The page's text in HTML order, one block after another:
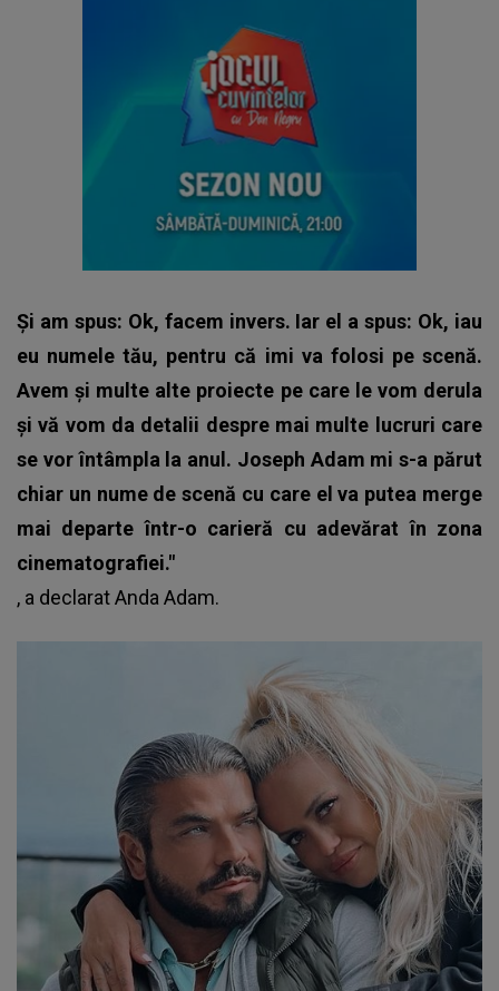
Și am spus: Ok, facem invers. Iar el a spus: Ok, iau
eu numele tău, pentru că imi va folosi pe scenă.
Avem și multe alte proiecte pe care le vom derula
și vă vom da detalii despre mai multe lucruri care
se vor întâmpla la anul. Joseph Adam mi s-a părut
chiar un nume de scenă cu care el va putea merge
mai departe într-o carieră cu adevărat în zona
cinematografiei."
, a declaratAnda Adam.